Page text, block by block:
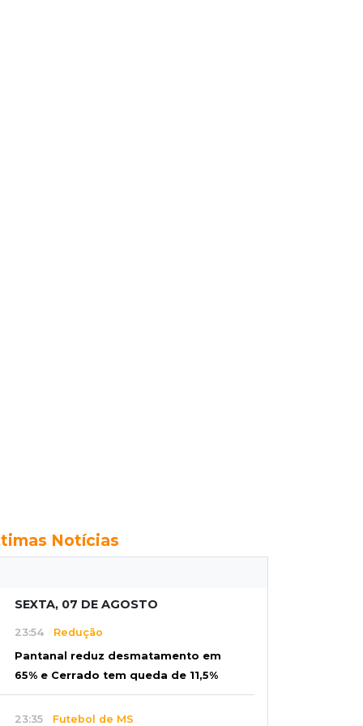
Notícias
SEXTA, 07 DE AGOSTO
23:54 Redução
Pantanal reduz desmatamento em
65% e Cerrado tem queda de 11,5%
23:35 Futebol de MS